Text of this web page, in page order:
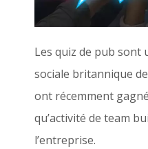
Les quiz de pub sont
sociale britannique
ont récemment
qu’activité de team
l’entreprise.